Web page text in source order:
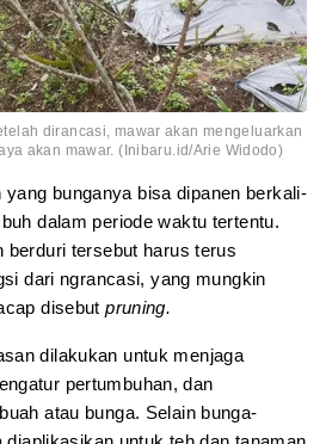
dirancasi, mawar akan mengeluarkan
akan mawar. (Inibaru.id/Arie Widodo)
bunganya bisa dipanen berkali-
dalam periode waktu tertentu.
berduri tersebut harus terus
dari ngrancasi, yang mungkin
disebutpruning.
dilakukan untuk menjaga
pertumbuhan, dan
atau bunga. Selain bunga-